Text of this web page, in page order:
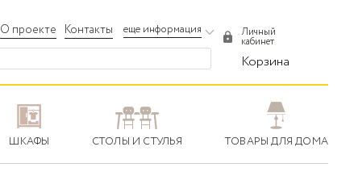
О проекте Контакты еще информация Личный
кабинет
Корзина
ШКАФЫ СТОЛЫ И СТУЛЬЯ ТОВАРЫ ДЛЯ ДОМА